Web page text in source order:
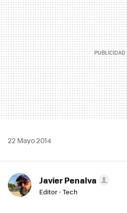
22 Mayo 2014
Javier Penalva
Editor - Tech